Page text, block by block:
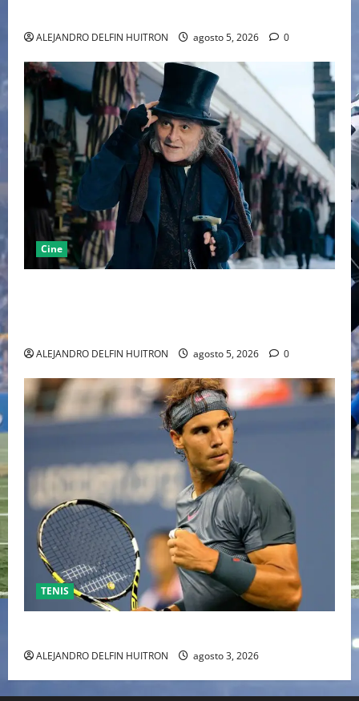
ALEJANDRO DELFIN HUITRON agosto 5, 2026 0
Cine
ALEJANDRO DELFIN HUITRON agosto 5, 2026 0
TENIS
ALEJANDRO DELFIN HUITRON agosto 3, 2026